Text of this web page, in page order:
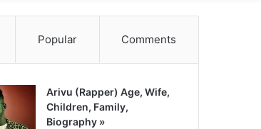
Popular Comments
Arivu (Rapper) Age, Wife,
Children, Family,
Biography »